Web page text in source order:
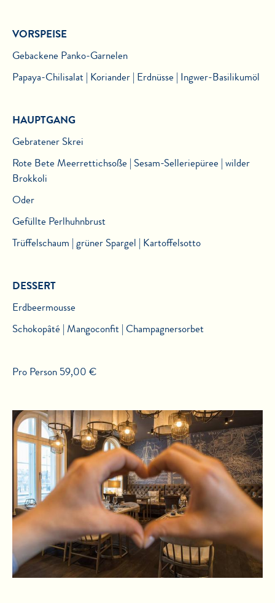
VORSPEISE
Gebackene Panko-Garnelen
Papaya-Chilisalat | Koriander | Erdnüsse | Ingwer-Basilikumöl
HAUPTGANG
Gebratener Skrei
Rote Bete Meerrettichsoße | Sesam-Selleriepüree | wilder
Brokkoli
Oder
Gefüllte Perlhuhnbrust
Trüffelschaum | grüner Spargel | Kartoffelsotto
DESSERT
Erdbeermousse
Schokopâté | Mangoconfit | Champagnersorbet
Pro Person 59,00 €